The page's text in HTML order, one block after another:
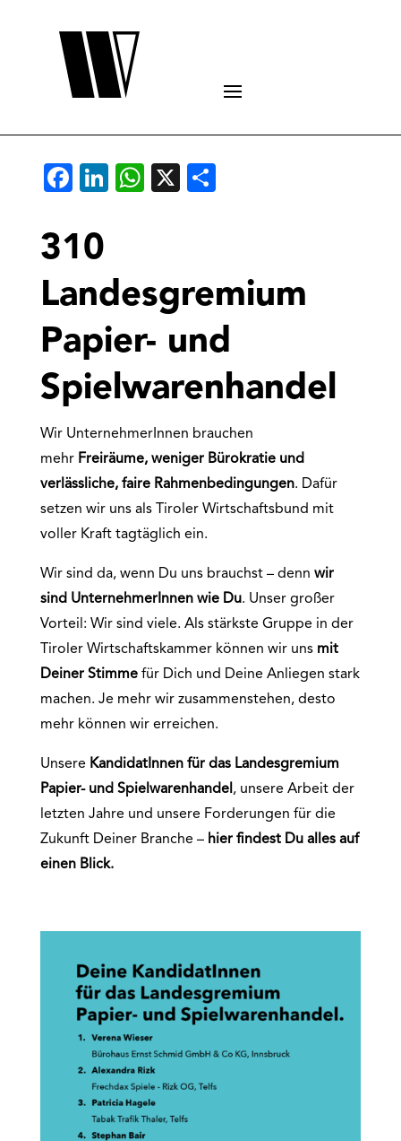
Facebook
LinkedIn
WhatsApp
X
310
Landesgremium
Papier- und
Spielwarenhandel
Wir UnternehmerInnen brauchen
mehr Freiräume, weniger Bürokratie und
verlässliche, faire Rahmenbedingungen. Dafür
setzen wir uns als Tiroler Wirtschaftsbund mit
voller Kraft tagtäglich ein.
Wir sind da, wenn Du uns brauchst – denn wir
sind UnternehmerInnen wie Du. Unser großer
Vorteil: Wir sind viele. Als stärkste Gruppe in der
Tiroler Wirtschaftskammer können wir uns mit
Deiner Stimme für Dich und Deine Anliegen stark
machen. Je mehr wir zusammenstehen, desto
mehr können wir erreichen.
Unsere KandidatInnen für das Landesgremium
Papier- und Spielwarenhandel , unsere Arbeit der
letzten Jahre und unsere Forderungen für die
Zukunft Deiner Branche – hier findest Du alles auf
einen Blick.